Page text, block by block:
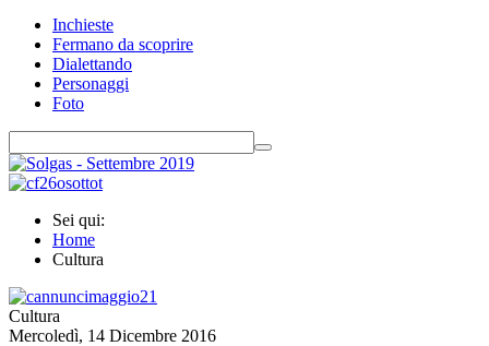
Inchieste
Fermano da scoprire
Dialettando
Personaggi
Foto
Sei qui:
Home
Cultura
Cultura
Mercoledì, 14 Dicembre 2016